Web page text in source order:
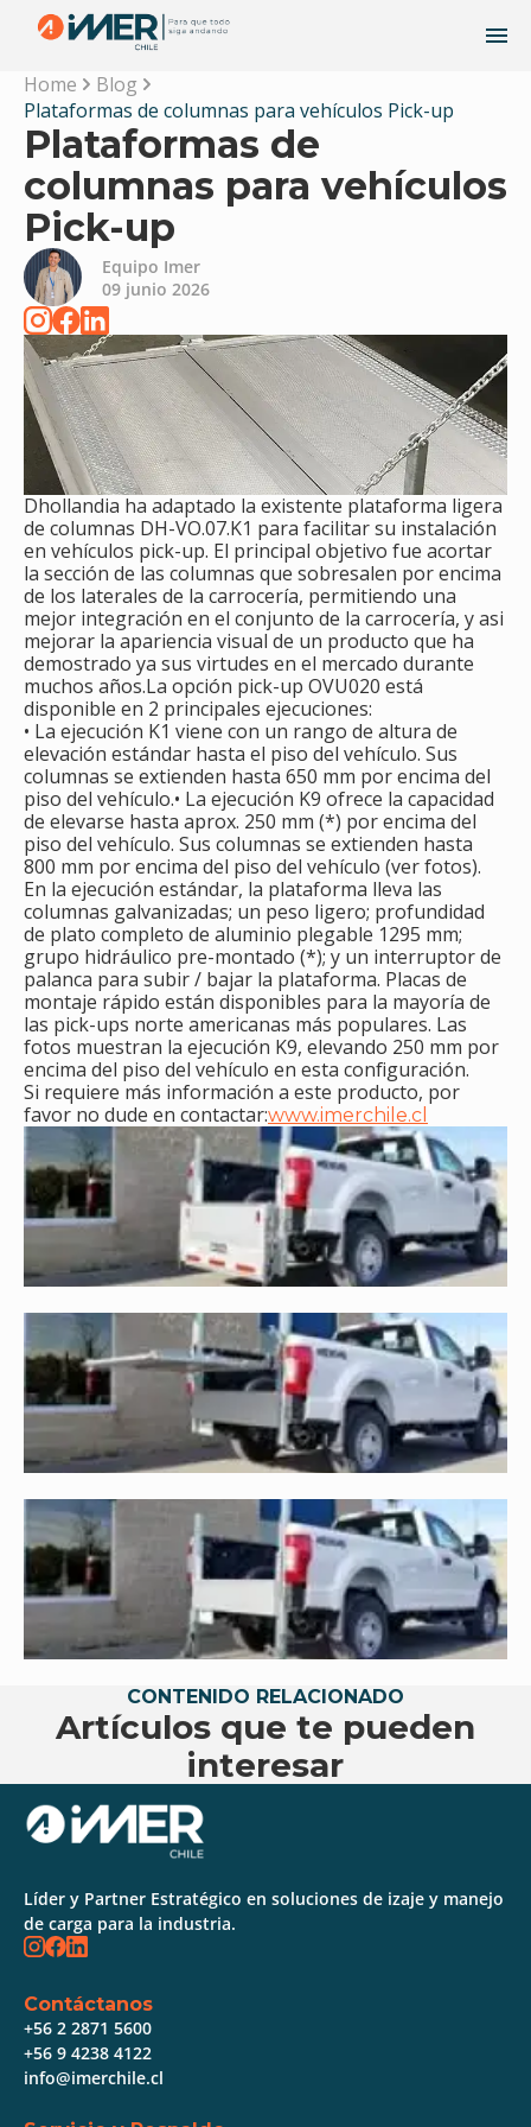
Home
Blog
Plataformas de columnas para vehículos Pick-up
Plataformas de
columnas para vehículos
Pick-up
Equipo Imer
09 junio 2026
Dhollandia ha adaptado la existente plataforma ligera
de columnas DH-VO.07.K1 para facilitar su instalación
en vehículos pick-up. El principal objetivo fue acortar
la sección de las columnas que sobresalen por encima
de los laterales de la carrocería, permitiendo una
mejor integración en el conjunto de la carrocería, y asi
mejorar la apariencia visual de un producto que ha
demostrado ya sus virtudes en el mercado durante
muchos años.La opción pick-up OVU020 está
disponible en 2 principales ejecuciones:
• La ejecución K1 viene con un rango de altura de
elevación estándar hasta el piso del vehículo. Sus
columnas se extienden hasta 650 mm por encima del
piso del vehículo.• La ejecución K9 ofrece la capacidad
de elevarse hasta aprox. 250 mm (*) por encima del
piso del vehículo. Sus columnas se extienden hasta
800 mm por encima del piso del vehículo (ver fotos).
En la ejecución estándar, la plataforma lleva las
columnas galvanizadas; un peso ligero; profundidad
de plato completo de aluminio plegable 1295 mm;
grupo hidráulico pre-montado (*); y un interruptor de
palanca para subir / bajar la plataforma. Placas de
montaje rápido están disponibles para la mayoría de
las pick-ups norte americanas más populares. Las
fotos muestran la ejecución K9, elevando 250 mm por
encima del piso del vehículo en esta configuración.
Si requiere más información a este producto, por
favor no dude en contactar:www.imerchile.cl
CONTENIDO RELACIONADO
Artículos que te pueden
interesar
Líder y Partner Estratégico en soluciones de izaje y manejo
de carga para la industria.
Contáctanos
+56 2 2871 5600
+56 9 4238 4122
info@imerchile.cl